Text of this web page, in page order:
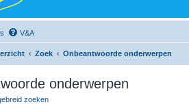
V&A
Zoek Onbeantwoorde onderwerpen
onderwerpen
zoeken